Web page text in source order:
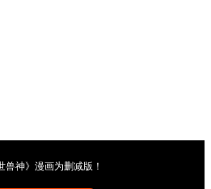
兽神》漫画为删减版！